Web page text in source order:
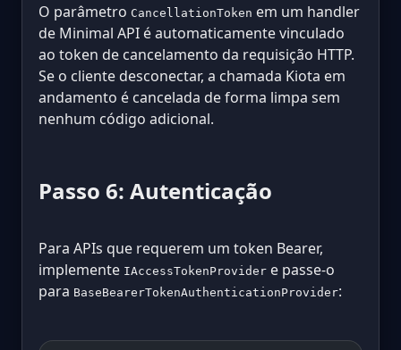
O parâmetro CancellationToken em um handler
de Minimal API é automaticamente vinculado
ao token de cancelamento da requisição HTTP.
Se o cliente desconectar, a chamada Kiota em
andamento é cancelada de forma limpa sem
nenhum código adicional.
Passo 6: Autenticação
Para APIs que requerem um token Bearer,
implemente IAccessTokenProvider e passe-o
para BaseBearerTokenAuthenticationProvider: